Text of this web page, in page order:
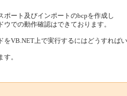
ポート及びインポートのbcpを作成し
ウでの動作確認はできております。
をVB.NET上で実行するにはどうすれば
。